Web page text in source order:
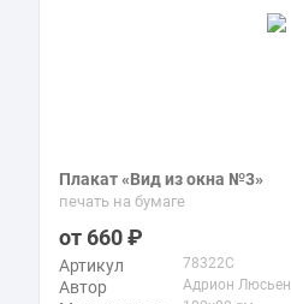
Плакат «Вид из окна №3»
печать на бумаге
660
Артикул 78322C
Автор Адрион Люсьен